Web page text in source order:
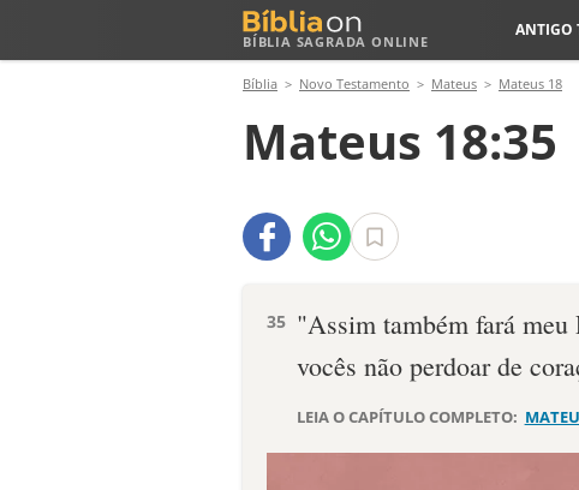
BÍBLIA SAGRADA ONLINE
ANTIGO
Bíblia Novo Testamento Mateus Mateus 18
Mateus 18:35
35 "Assim também fará meu
vocês não perdoar de
LEIA O CAPÍTULO COMPLETO: